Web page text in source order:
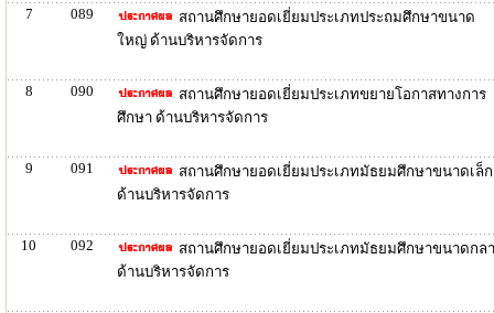
7 089
สถานศึกษายอดเยี่ยมประเภทประถมศึกษาขนาด
ใหญ่ ด้านบริหารจัดการ
8 090
สถานศึกษายอดเยี่ยมประเภทขยายโอกาสทางการ
ศึกษา ด้านบริหารจัดการ
9 091
สถานศึกษายอดเยี่ยมประเภทมัธยมศึกษาขนาดเล็ก
ด้านบริหารจัดการ
10 092
สถานศึกษายอดเยี่ยมประเภทมัธยมศึกษาขนาดกล
ด้านบริหารจัดการ